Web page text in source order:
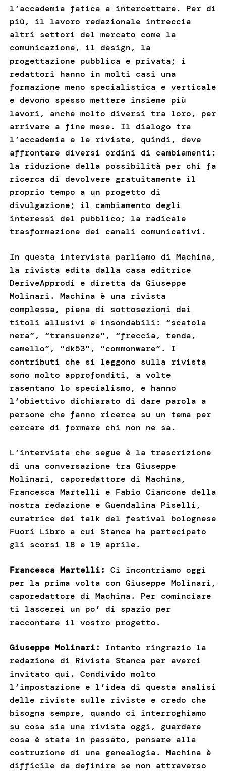
l’accademia fatica a intercettare. Per di
più, il lavoro redazionale intreccia
altri settori del mercato come la
comunicazione, il design, la
progettazione pubblica e privata; i
redattori hanno in molti casi una
formazione meno specialistica e verticale
e devono spesso mettere insieme più
lavori, anche molto diversi tra loro, per
arrivare a fine mese. Il dialogo tra
l’accademia e le riviste, quindi, deve
affrontare diversi ordini di cambiamenti:
la riduzione della possibilità per chi fa
ricerca di devolvere gratuitamente il
proprio tempo a un progetto di
divulgazione; il cambiamento degli
interessi del pubblico; la radicale
trasformazione dei canali comunicativi.
In questa intervista parliamo di Machina,
la rivista edita dalla casa editrice
DeriveApprodi e diretta da Giuseppe
Molinari. Machina è una rivista
complessa, piena di sottosezioni dai
titoli allusivi e insondabili: “scatola
nera”, “transuenze”, “freccia, tenda,
camello”, “dk53”, “commonware”. I
contributi che si leggono sulla rivista
sono molto approfonditi, a volte
rasentano lo specialismo, e hanno
l’obiettivo dichiarato di dare parola a
persone che fanno ricerca su un tema per
cercare di formare chi non ne sa.
L’intervista che segue è la trascrizione
di una conversazione tra Giuseppe
Molinari, caporedattore di Machina,
Francesca Martelli e Fabio Ciancone della
nostra redazione e Guendalina Piselli,
curatrice dei talk del festival bolognese
Fuori Libro a cui Stanca ha partecipato
gli scorsi 18 e 19 aprile.
Francesca Martelli:
Ci incontriamo oggi
per la prima volta con Giuseppe Molinari,
caporedattore di Machina. Per cominciare
ti lascerei un po’ di spazio per
raccontare il vostro progetto.
Giuseppe Molinari:
Intanto ringrazio la
redazione di Rivista Stanca per averci
invitato qui. Condivido molto
l’impostazione e l’idea di questa analisi
delle riviste sulle riviste e credo che
bisogna sempre, quando ci interroghiamo
su cosa sia una rivista oggi, guardare
cosa è stata in passato, pensare alla
costruzione di una genealogia. Machina è
difficile da definire se non attraverso